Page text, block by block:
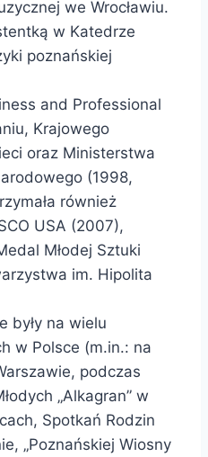
we Wrocławiu.
w Katedrze
poznańskiej
and Professional
Krajowego
oraz Ministerstwa
(1998,
również
USA (2007),
Młodej Sztuki
im. Hipolita
były na wielu
w Polsce (m.in.: na
podczas
„Alkagran” w
Spotkań Rodzin
„Poznańskiej Wiosny